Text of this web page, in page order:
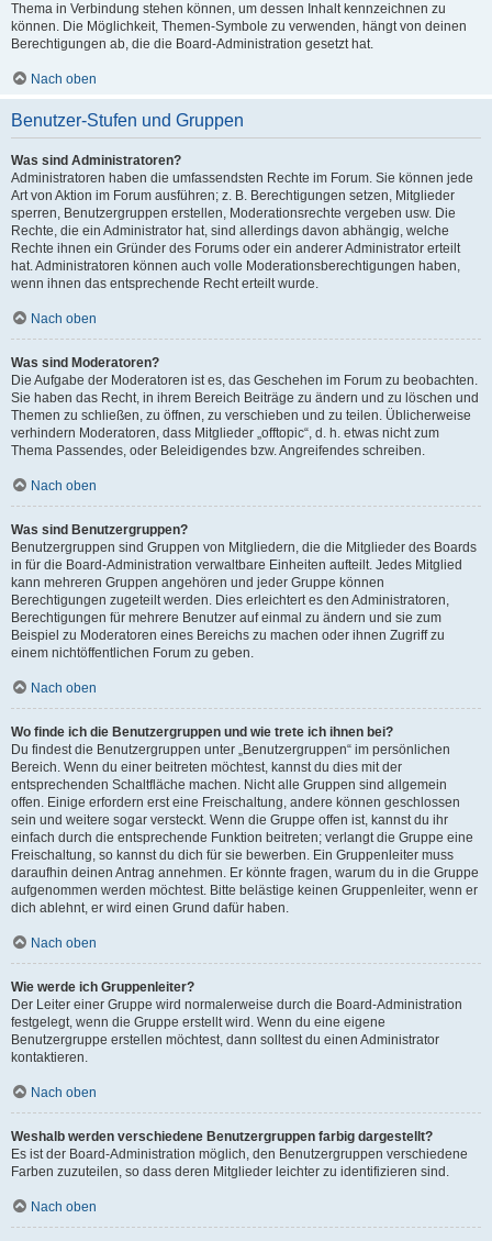
Thema in Verbindung stehen können, um dessen Inhalt kennzeichnen zu
können. Die Möglichkeit, Themen-Symbole zu verwenden, hängt von deinen
Berechtigungen ab, die die Board-Administration gesetzt hat.
Nach oben
Benutzer-Stufen und Gruppen
Was sind Administratoren?
Administratoren haben die umfassendsten Rechte im Forum. Sie können jede
Art von Aktion im Forum ausführen; z. B. Berechtigungen setzen, Mitglieder
sperren, Benutzergruppen erstellen, Moderationsrechte vergeben usw. Die
Rechte, die ein Administrator hat, sind allerdings davon abhängig, welche
Rechte ihnen ein Gründer des Forums oder ein anderer Administrator erteilt
hat. Administratoren können auch volle Moderationsberechtigungen haben,
wenn ihnen das entsprechende Recht erteilt wurde.
Nach oben
Was sind Moderatoren?
Die Aufgabe der Moderatoren ist es, das Geschehen im Forum zu beobachten.
Sie haben das Recht, in ihrem Bereich Beiträge zu ändern und zu löschen und
Themen zu schließen, zu öffnen, zu verschieben und zu teilen. Üblicherweise
verhindern Moderatoren, dass Mitglieder „offtopic“, d. h. etwas nicht zum
Thema Passendes, oder Beleidigendes bzw. Angreifendes schreiben.
Nach oben
Was sind Benutzergruppen?
Benutzergruppen sind Gruppen von Mitgliedern, die die Mitglieder des Boards
in für die Board-Administration verwaltbare Einheiten aufteilt. Jedes Mitglied
kann mehreren Gruppen angehören und jeder Gruppe können
Berechtigungen zugeteilt werden. Dies erleichtert es den Administratoren,
Berechtigungen für mehrere Benutzer auf einmal zu ändern und sie zum
Beispiel zu Moderatoren eines Bereichs zu machen oder ihnen Zugriff zu
einem nichtöffentlichen Forum zu geben.
Nach oben
Wo finde ich die Benutzergruppen und wie trete ich ihnen bei?
Du findest die Benutzergruppen unter „Benutzergruppen“ im persönlichen
Bereich. Wenn du einer beitreten möchtest, kannst du dies mit der
entsprechenden Schaltfläche machen. Nicht alle Gruppen sind allgemein
offen. Einige erfordern erst eine Freischaltung, andere können geschlossen
sein und weitere sogar versteckt. Wenn die Gruppe offen ist, kannst du ihr
einfach durch die entsprechende Funktion beitreten; verlangt die Gruppe eine
Freischaltung, so kannst du dich für sie bewerben. Ein Gruppenleiter muss
daraufhin deinen Antrag annehmen. Er könnte fragen, warum du in die Gruppe
aufgenommen werden möchtest. Bitte belästige keinen Gruppenleiter, wenn er
dich ablehnt, er wird einen Grund dafür haben.
Nach oben
Wie werde ich Gruppenleiter?
Der Leiter einer Gruppe wird normalerweise durch die Board-Administration
festgelegt, wenn die Gruppe erstellt wird. Wenn du eine eigene
Benutzergruppe erstellen möchtest, dann solltest du einen Administrator
kontaktieren.
Nach oben
Weshalb werden verschiedene Benutzergruppen farbig dargestellt?
Es ist der Board-Administration möglich, den Benutzergruppen verschiedene
Farben zuzuteilen, so dass deren Mitglieder leichter zu identifizieren sind.
Nach oben